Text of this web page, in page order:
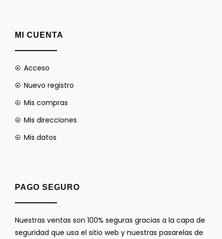
MI CUENTA
Acceso
Nuevo registro
Mis compras
Mis direcciones
Mis datos
PAGO SEGURO
Nuestras ventas son 100% seguras gracias a la capa de
seguridad que usa el sitio web y nuestras pasarelas de